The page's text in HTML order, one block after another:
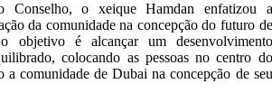
Conselho, o xeique Hamdan enfatizou a
da comunidade na concepção do futuro de
objetivo é alcançar um desenvolvimento
colocando as pessoas no centro do
a comunidade de Dubai na concepção de seu